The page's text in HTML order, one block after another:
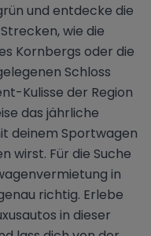
und entdecke die
wie die
Kornbergs oder die
Schloss
Kulisse der Region
das jährliche
deinem Sportwagen
wirst. Für die Suche
in
richtig. Erlebe
in dieser